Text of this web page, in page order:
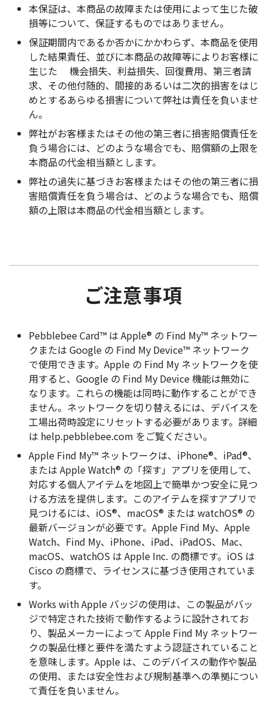
本保証は、本商品の故障または使用によって生じた破
損等について、保証するものではありません。
保証期間内であるか否かにかかわらず、本商品を使用
した結果責任、並びに本商品の故障等によりお客様に
生じた 機会損失、利益損失、回復費用、第三者請
求、その他付随的、間接的あるいは二次的損害をはじ
めとするあらゆる損害について弊社は責任を負いませ
ん。
弊社がお客様またはその他の第三者に損害賠償責任を
負う場合には、どのような場合でも、賠償額の上限を
本商品の代金相当額とします。
弊社の過失に基づきお客様またはその他の第三者に損
害賠償責任を負う場合は、どのような場合でも、賠償
額の上限は本商品の代金相当額とします。
ご注意事項
Pebblebee Card™ は Apple® の Find My™ ネットワー
クまたは Google の Find My Device™ ネットワーク
で使用できます。Apple の Find My ネットワークを使
用すると、Google の Find My Device 機能は無効に
なります。これらの機能は同時に動作することができ
ません。ネットワークを切り替えるには、デバイスを
工場出荷時設定にリセットする必要があります。詳細
は help.pebblebee.com をご覧ください。
Apple Find My™ ネットワークは、iPhone®、iPad®、
または Apple Watch® の「探す」アプリを使用して、
対応する個人アイテムを地図上で簡単かつ安全に見つ
ける方法を提供します。このアイテムを探すアプリで
見つけるには、iOS®、macOS® または watchOS® の
最新バージョンが必要です。Apple Find My、Apple
Watch、Find My、iPhone、iPad、iPadOS、Mac、
macOS、watchOS は Apple Inc. の商標です。iOS は
Cisco の商標で、ライセンスに基づき使用されていま
す。
Works with Apple バッジの使用は、この製品がバッ
ジで特定された技術で動作するように設計されてお
り、製品メーカーによって Apple Find My ネットワー
クの製品仕様と要件を満たすよう認証されていること
を意味します。Apple は、このデバイスの動作や製品
の使用、または安全性および規制基準への準拠につい
て責任を負いません。